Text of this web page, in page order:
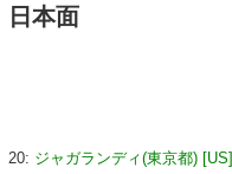
日本面
20: ジャガランディ(東京都) [US]